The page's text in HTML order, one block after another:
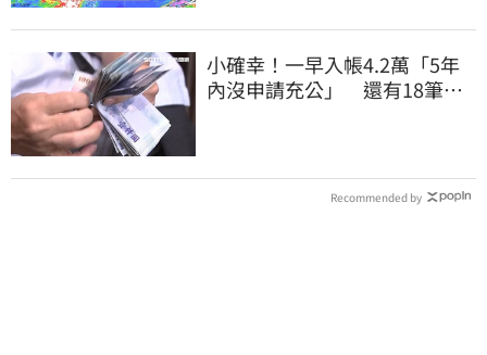
小確幸！一早入帳4.2萬「5年
內沒申請充公」 還有18筆錢
Recommended by